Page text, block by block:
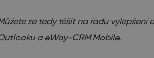
se tedy těšit na řadu vylepšení
a eWay-CRM Mobile.